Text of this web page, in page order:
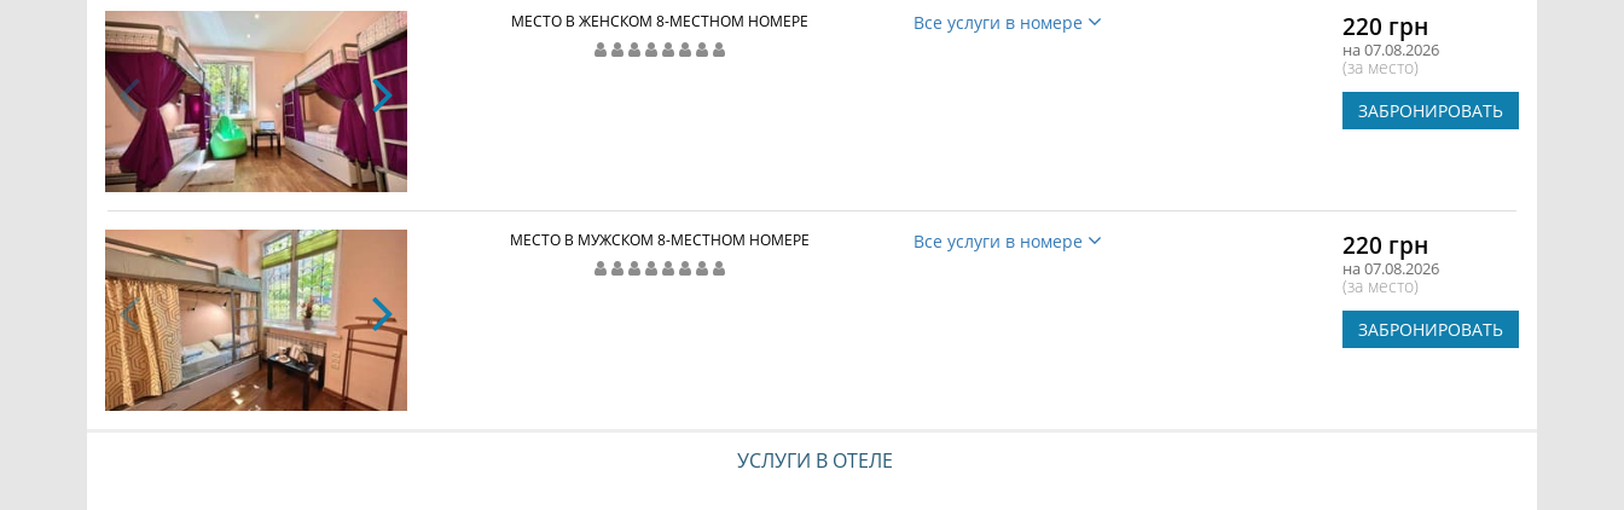
МЕСТО В ЖЕНСКОМ 8-МЕСТНОМ НОМЕРЕ Все услуги в номере 220 грн
на 07.08.2026
(за место)
ЗАБРОНИРОВАТЬ
МЕСТО В МУЖСКОМ 8-МЕСТНОМ НОМЕРЕ Все услуги в номере 220 грн
на 07.08.2026
(за место)
ЗАБРОНИРОВАТЬ
УСЛУГИ В ОТЕЛЕ